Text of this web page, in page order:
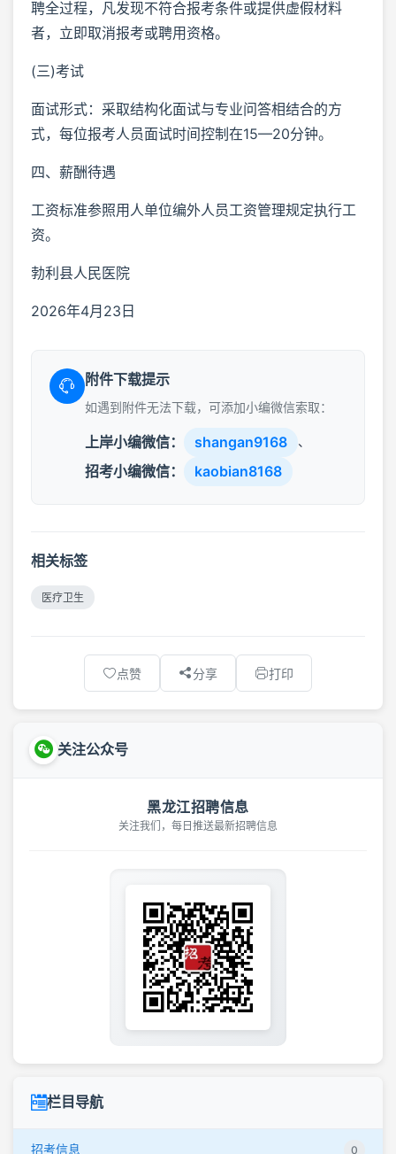
聘全过程，凡发现不符合报考条件或提供虚假材料
者，立即取消报考或聘用资格。
(三)考试
面试形式：采取结构化面试与专业问答相结合的方
式，每位报考人员面试时间控制在15—20分钟。
四、薪酬待遇
工资标准参照用人单位编外人员工资管理规定执行工
资。
勃利县人民医院
2026年4月23日
附件下载提示
如遇到附件无法下载，可添加小编微信索取：
上岸小编微信： shangan9168 、
招考小编微信： kaobian8168
相关标签
医疗卫生
点赞 分享 打印
关注公众号
黑龙江招聘信息
关注我们，每日推送最新招聘信息
栏目导航
招考信息 0